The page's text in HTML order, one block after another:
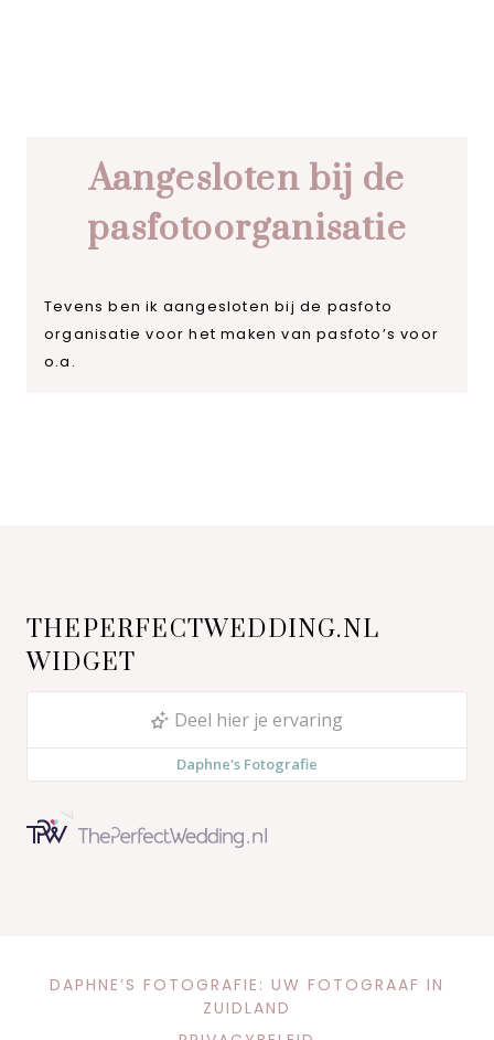
Aangesloten bij de
pasfotoorganisatie
Tevens ben ik aangesloten bij de pasfoto
organisatie voor het maken van pasfoto’s voor
o.a.
THEPERFECTWEDDING.NL
WIDGET
DAPHNE’S FOTOGRAFIE: UW FOTOGRAAF IN
ZUIDLAND